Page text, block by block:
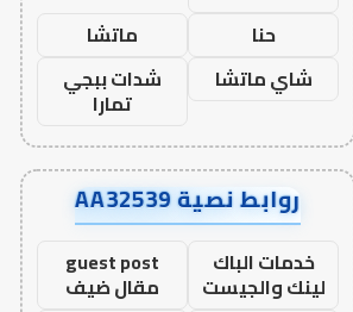
حنا
ماتشا
شاي ماتشا
شدات ببجي
تمارا
روابط نصية AA32539
خدمات الباك
لينك والجيست
guest post
مقال ضيف